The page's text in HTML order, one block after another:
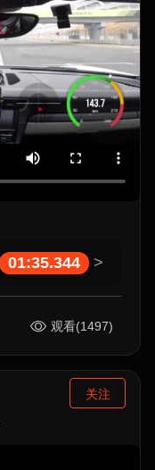
01:35.344 >
观看(1497)
关注